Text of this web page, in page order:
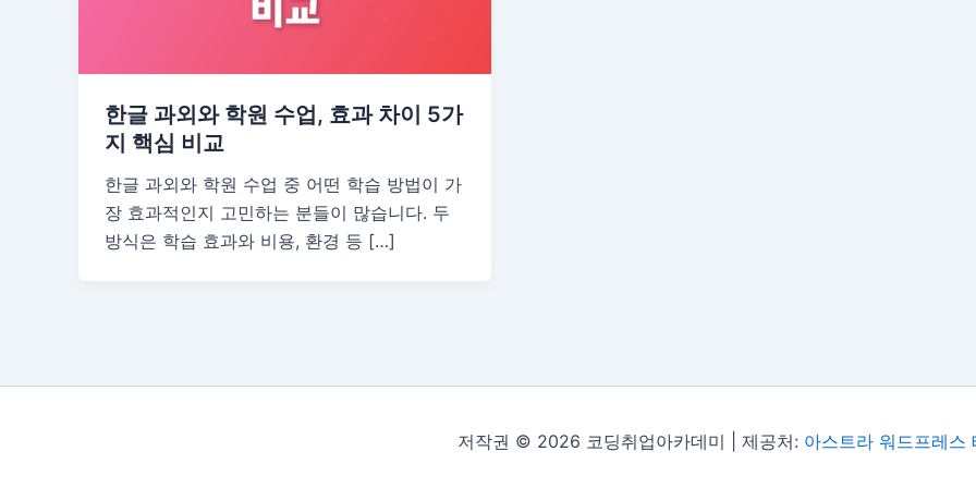
한글 과외와 학원 수업, 효과 차이 5가
지 핵심 비교
한글 과외와 학원 수업 중 어떤 학습 방법이 가
장 효과적인지 고민하는 분들이 많습니다. 두
방식은 학습 효과와 비용, 환경 등 […]
저작권 © 2026 코딩취업아카데미 | 제공처: 아스트라 워드프레스